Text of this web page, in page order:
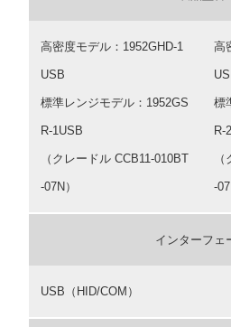
高密度モデル：1952GHD-1
USB
標準レンジモデル：1952GS
R-1USB
（クレードル CCB11-010BT
-07N）
高
標
R-
-
インターフェ
USB（HID/COM）